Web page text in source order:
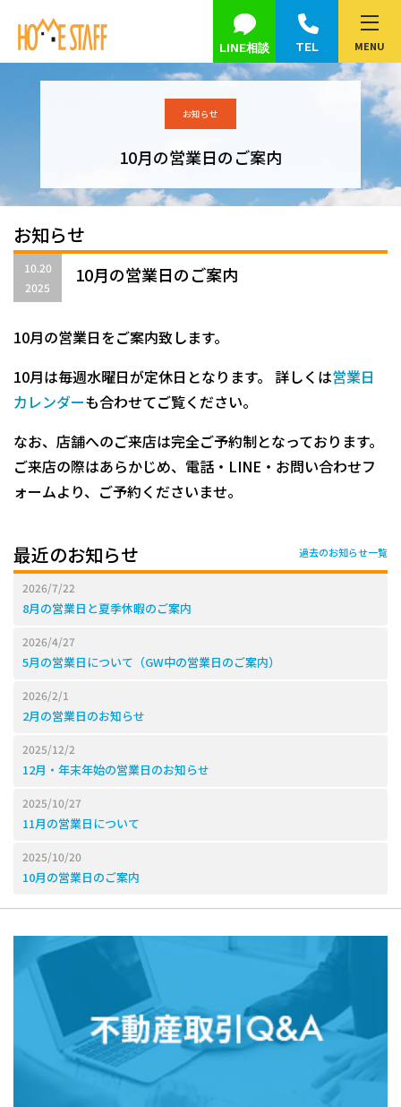
LINE相談 TEL MENU
お知らせ
10月の営業日のご案内
お知らせ
10.20
2025
10月の営業日のご案内
10月の営業日をご案内致します。
10月は毎週水曜日が定休日となります。 詳しくは営業日
カレンダーも合わせてご覧ください。
なお、店舗へのご来店は完全ご予約制となっております。
ご来店の際はあらかじめ、電話・LINE・お問い合わせフ
ォームより、ご予約くださいませ。
最近のお知らせ
2026/7/22
8月の営業日と夏季休暇のご案内
2026/4/27
5月の営業日について（GW中の営業日のご案内）
2026/2/1
2月の営業日のお知らせ
2025/12/2
12月・年末年始の営業日のお知らせ
2025/10/27
11月の営業日について
2025/10/20
10月の営業日のご案内
過去のお知らせ一覧